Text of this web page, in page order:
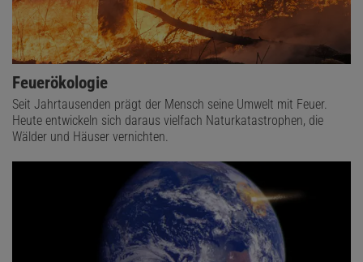
Feuerökologie
Seit Jahrtausenden prägt der Mensch seine Umwelt mit Feuer.
Heute entwickeln sich daraus vielfach Naturkatastrophen, die
Wälder und Häuser vernichten.